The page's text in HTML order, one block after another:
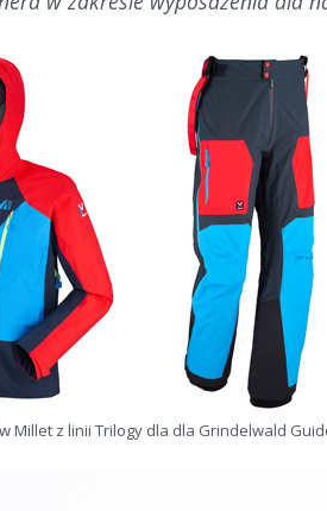
Millet z linii Trilogy dla dla Grindelwald